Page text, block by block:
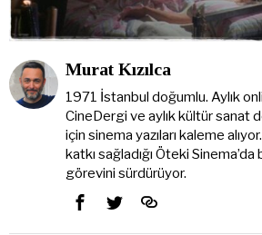
Murat Kızılca
1971 İstanbul doğumlu. Aylık
CineDergi ve aylık kültür sanat
için sinema yazıları kaleme
katkı sağladığı Öteki
görevini sürdürüyor.